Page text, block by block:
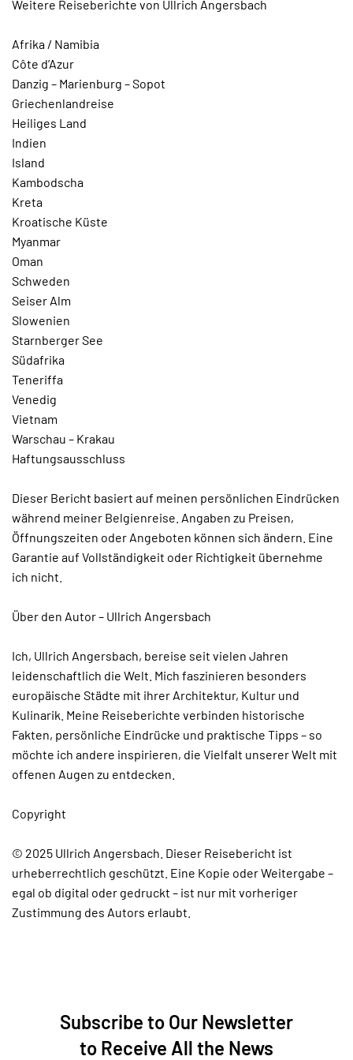
Weitere Reiseberichte von Ullrich Angersbach
Afrika / Namibia
Côte d’Azur
Danzig – Marienburg – Sopot
Griechenlandreise
Heiliges Land
Indien
Island
Kambodscha
Kreta
Kroatische Küste
Myanmar
Oman
Schweden
Seiser Alm
Slowenien
Starnberger See
Südafrika
Teneriffa
Venedig
Vietnam
Warschau – Krakau
Haftungsausschluss
Dieser Bericht basiert auf meinen persönlichen Eindrücken
während meiner Belgienreise. Angaben zu Preisen,
Öffnungszeiten oder Angeboten können sich ändern. Eine
Garantie auf Vollständigkeit oder Richtigkeit übernehme
ich nicht.
Über den Autor – Ullrich Angersbach
Ich, Ullrich Angersbach, bereise seit vielen Jahren
leidenschaftlich die Welt. Mich faszinieren besonders
europäische Städte mit ihrer Architektur, Kultur und
Kulinarik. Meine Reiseberichte verbinden historische
Fakten, persönliche Eindrücke und praktische Tipps – so
möchte ich andere inspirieren, die Vielfalt unserer Welt mit
offenen Augen zu entdecken.
Copyright
© 2025 Ullrich Angersbach. Dieser Reisebericht ist
urheberrechtlich geschützt. Eine Kopie oder Weitergabe –
egal ob digital oder gedruckt – ist nur mit vorheriger
Zustimmung des Autors erlaubt.
Subscribe to Our Newsletter
to Receive All the News